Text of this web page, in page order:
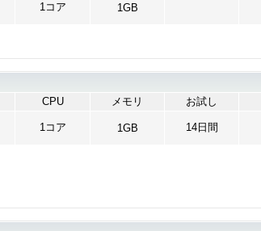
1コア 1GB
CPU メモリ お試し
1コア 1GB 14日間